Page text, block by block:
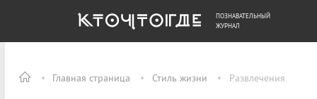
Главная страница Стиль жизни Развлечения
ОБЩЕСТВО ДЕНЬГИ
ПОЗНАВАТЕЛЬНЫЙ
ЖУРНАЛ